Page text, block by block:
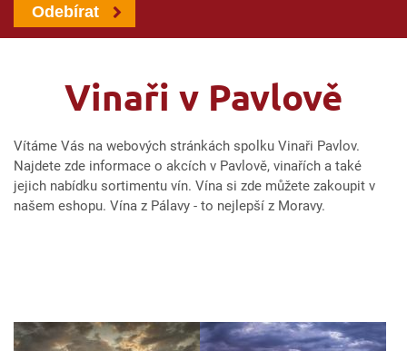
Odebírat
Vinaři v Pavlově
Vítáme Vás na webových stránkách spolku Vinaři Pavlov.
Najdete zde informace o akcích v Pavlově, vinařích a také
jejich nabídku sortimentu vín. Vína si zde můžete zakoupit v
našem eshopu. Vína z Pálavy - to nejlepší z Moravy.